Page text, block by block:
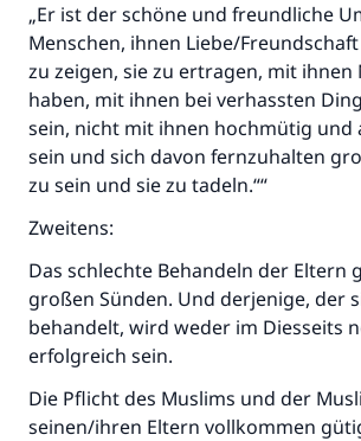
„Er ist der schöne und freundliche
Menschen, ihnen Liebe/
zu zeigen, sie zu ertragen, mit ihnen
haben, mit ihnen bei verhassten
sein, nicht mit ihnen hochmütig und
sein und sich davon fernzuhalten
zu sein und sie zu tadeln.““
Zweitens:
Das schlechte Behandeln der Eltern
großen Sünden. Und derjenige, der
behandelt, wird weder im Diesseits
erfolgreich sein.
Die Pflicht des Muslims und der
seinen/ihren Eltern vollkommen